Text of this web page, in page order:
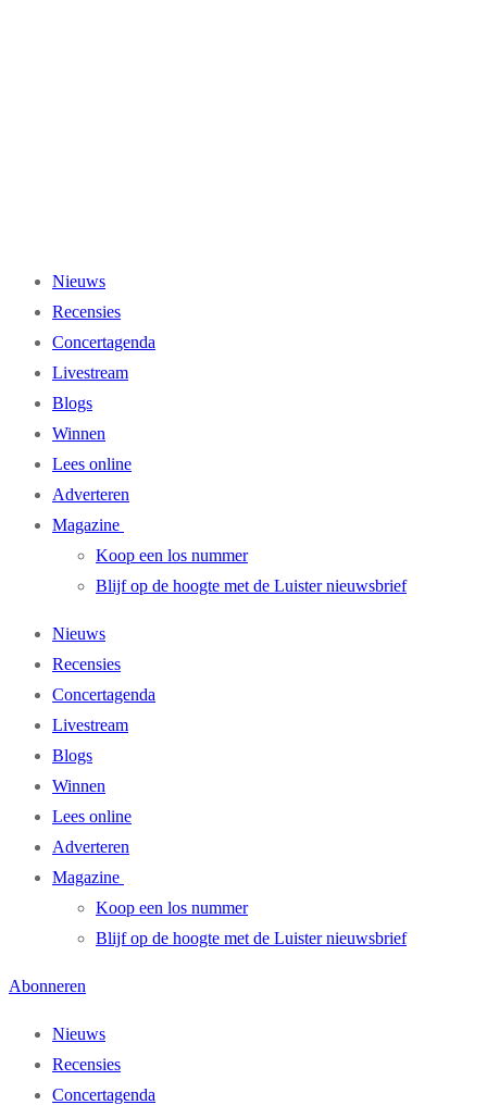
Nieuws
Recensies
Concertagenda
Livestream
Blogs
Winnen
Lees online
Adverteren
Magazine
Koop een los nummer
Blijf op de hoogte met de Luister nieuwsbrief
Nieuws
Recensies
Concertagenda
Livestream
Blogs
Winnen
Lees online
Adverteren
Magazine
Koop een los nummer
Blijf op de hoogte met de Luister nieuwsbrief
Abonneren
Nieuws
Recensies
Concertagenda